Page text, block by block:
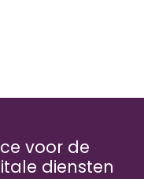
voor de
diensten